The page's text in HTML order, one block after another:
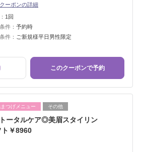
ーポンの詳細
1回
件： 予約時
件： ご新規様平日男性限定
このクーポンで予約
つげメニュー その他
トータルケア◎美眉スタイリン
ト￥8960